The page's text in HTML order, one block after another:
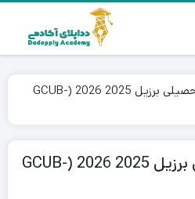
برنامه بورسیه تحصیلی برزیل 2025 2026 (GCUB-
برنامه بورسیه تحصیلی برزیل 2025 2026 (GCUB-